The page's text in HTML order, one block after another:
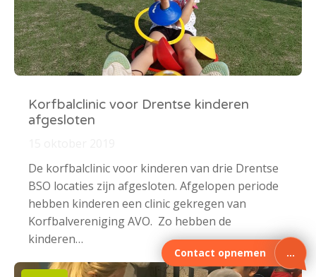
Korfbalclinic voor Drentse kinderen
afgesloten
De korfbalclinic voor kinderen van drie Drentse
BSO locaties zijn afgesloten. Afgelopen periode
hebben kinderen een clinic gekregen van
Korfbalvereniging AVO. Zo hebben de
kinderen…
Contact opnemen